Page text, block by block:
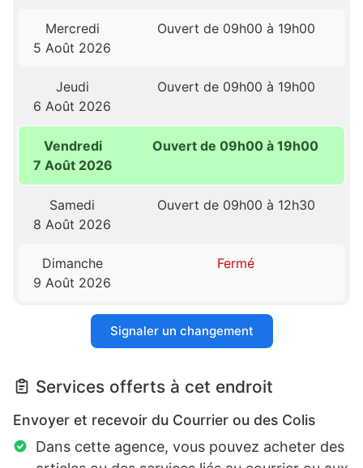
Mercredi
5 Août 2026
Ouvert de 09h00 à 19h00
Jeudi
6 Août 2026
Ouvert de 09h00 à 19h00
Vendredi
7 Août 2026
Ouvert de 09h00 à 19h00
Samedi
8 Août 2026
Ouvert de 09h00 à 12h30
Dimanche
9 Août 2026
Fermé
Signaler un changement
Services offerts à cet endroit
Envoyer et recevoir du Courrier ou des Colis
Dans cette agence, vous pouvez acheter des